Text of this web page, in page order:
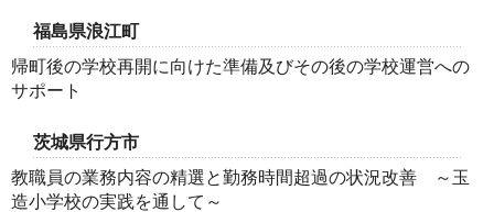
福島県浪江町
帰町後の学校再開に向けた準備及びその後の学校運営への
サポート
茨城県行方市
教職員の業務内容の精選と勤務時間超過の状況改善 ～玉
造小学校の実践を通して～